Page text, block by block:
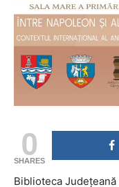
0
SHARES
Biblioteca Județeană